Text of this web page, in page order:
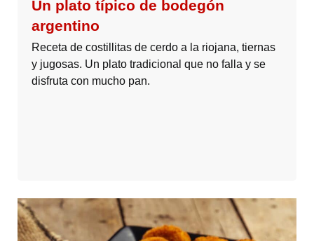
Un plato típico de bodegón
argentino
Receta de costillitas de cerdo a la riojana, tiernas
y jugosas. Un plato tradicional que no falla y se
disfruta con mucho pan.